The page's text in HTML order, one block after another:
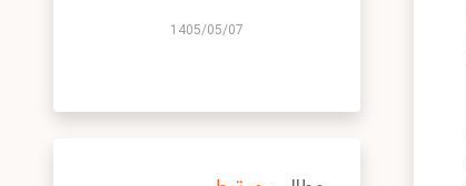
1405/05/07